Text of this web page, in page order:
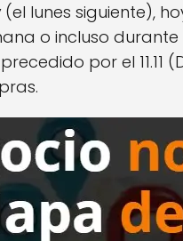
(el lunes siguiente),
o incluso
por el